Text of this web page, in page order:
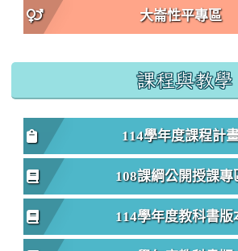
大崙性平專區
課程與教學
114學年度課程計
108課綱公開授課專
114學年度教科書版